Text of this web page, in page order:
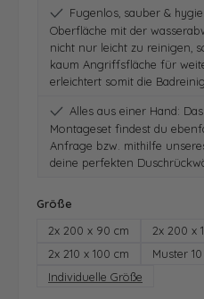
Fugenlos, sauber &
Oberfläche mit der
nicht nur leicht zu reinigen,
kaum Angriffsfläche für
erleichtert somit die
Alles aus einer Hand:
Montageset findest du
Anfrage bzw. mithilfe
deine perfekten
Größe
2x 200 x 90 cm
2x 200 x
2x 210 x 100 cm
Muster
Individuelle Größe